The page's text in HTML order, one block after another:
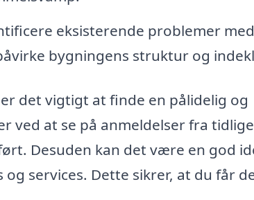
eksisterende problemer med
bygningens struktur og
det vigtigt at finde en pålidelig og
ved at se på anmeldelser fra
Desuden kan det være en god
services. Dette sikrer, at du får